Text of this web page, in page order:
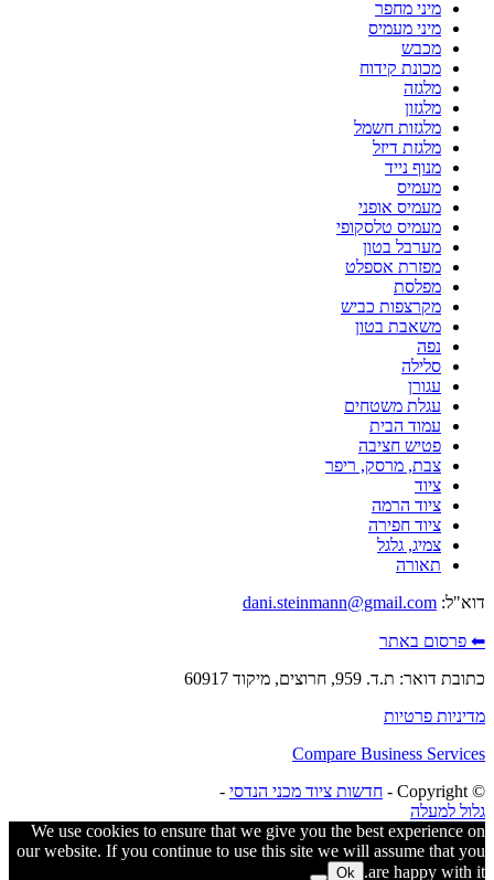
מיני מחפר
מיני מעמיס
מכבש
מכונת קידוח
מלגזה
מלגזון
מלגזות חשמל
מלגזת דיזל
מנוף נייד
מעמיס
מעמיס אופני
מעמיס טלסקופי
מערבל בטון
מפזרת אספלט
מפלסת
מקרצפות כביש
משאבת בטון
נפה
סלילה
עגורן
עגלת משטחים
עמוד הבית
פטיש חציבה
צבת, מרסק, ריפר
ציוד
ציוד הרמה
ציוד חפירה
צמיג, גלגל
תאורה
דוא"ל: dani.steinmann@gmail.com
⬅ פרסום באתר
כתובת דואר: ת.ד. 959, חרוצים, מיקוד 60917
מדיניות פרטיות
Compare Business Services
© ‫Copyright -
חדשות ציוד מכני הנדסי -
גלול למעלה
We use cookies to ensure that we give you the best experience on
our website. If you continue to use this site we will assume that you
are happy with it.
Ok